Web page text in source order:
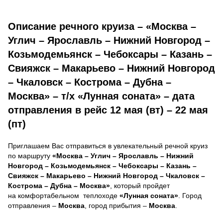
Описание речного круиза – «Москва –
Углич – Ярославль – Нижний Новгород –
Козьмодемьянск – Чебоксары – Казань –
Свияжск – Макарьево – Нижний Новгород
– Чкаловск – Кострома – Дубна –
Москва» – т/х «Лунная соната» – дата
отправления в рейс 12 мая (вт) – 22 мая
(пт)
Приглашаем Вас отправиться в увлекательный речной круиз
по маршруту «Москва – Углич – Ярославль – Нижний
Новгород – Козьмодемьянск – Чебоксары – Казань –
Свияжск – Макарьево – Нижний Новгород – Чкаловск –
Кострома – Дубна – Москва» , который пройдет
на комфортабельном теплоходе «Лунная соната» . Город
отправления – Москва , город прибытия – Москва